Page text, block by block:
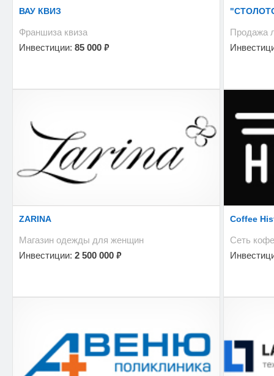
ВАУ КВИЗ
Франшиза квиза
Инвестиции: 85 000 ₽
Продажа
ZARINA
Магазин одежды для женщин
Инвестиции: 2 500 000 ₽
Coffee
Сеть